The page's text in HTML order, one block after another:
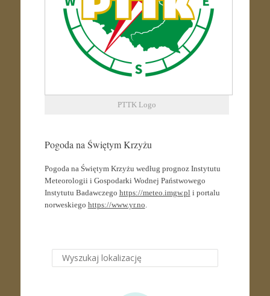
PTTK Logo
Pogoda na Świętym Krzyżu
Pogoda na Świętym Krzyżu według prognoz Instytutu
Meteorologii i Gospodarki Wodnej Państwowego
Instytutu Badawczego https://meteo.imgw.pl i portalu
norweskiego https://www.yr.no